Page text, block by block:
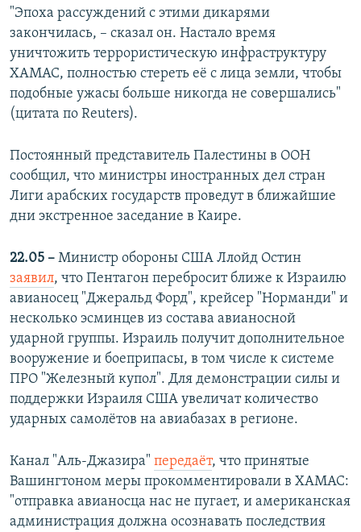
"Эпоха рассуждений с этими дикарями
закончилась, – сказал он. Настало время
уничтожить террористическую инфраструктуру
ХАМАС, полностью стереть её с лица земли, чтобы
подобные ужасы больше никогда не совершались"
(цитата по Reuters).
Постоянный представитель Палестины в ООН
сообщил, что министры иностранных дел стран
Лиги арабских государств проведут в ближайшие
дни экстренное заседание в Каире.
22.05 – Министр обороны США Ллойд Остин
заявил, что Пентагон перебросит ближе к Израилю
авианосец "Джеральд Форд", крейсер "Норманди" и
несколько эсминцев из состава авианосной
ударной группы. Израиль получит дополнительное
вооружение и боеприпасы, в том числе к системе
ПРО "Железный купол". Для демонстрации силы и
поддержки Израиля США увеличат количество
ударных самолётов на авиабазах в регионе.
Канал "Аль-Джазира" передаёт, что принятые
Вашингтоном меры прокомментировали в ХАМАС:
"отправка авианосца нас не пугает, и американская
администрация должна осознавать последствия